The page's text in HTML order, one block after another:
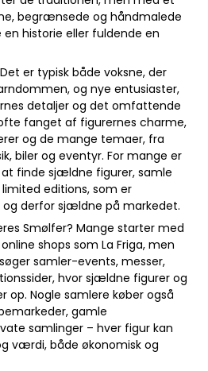
begrænsede og håndmalede
historie eller fuldende en
er typisk både voksne, der
og nye entusiaster,
detaljer og det omfattende
fanget af figurernes charme,
og de mange temaer, fra
biler og eventyr. For mange er
finde sjældne figurer, samle
editions, som er
derfor sjældne på markedet.
Smølfer? Mange starter med
shops som La Friga, men
samler-events, messer,
hvor sjældne figurer og
op. Nogle samlere køber også
gamle
samlinger – hver figur kan
værdi, både økonomisk og